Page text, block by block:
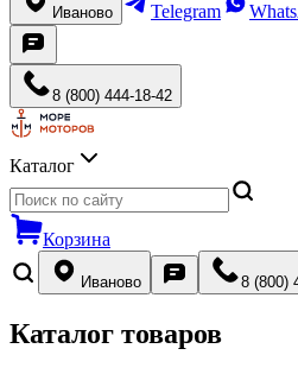
Иваново Telegram
8 (800) 444-18-42
Каталог
Корзина
Иваново 8 (800)
Каталог товаров